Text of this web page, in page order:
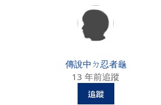
傳說中ㄉ忍者龜
13 年前追蹤